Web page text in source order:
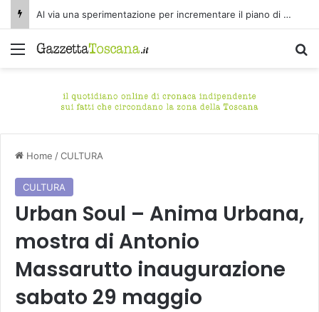
Al via una sperimentazione per incrementare il piano di spazzamento del centro storico di Fucecchio
Menu
Home /CULTURA
CULTURA
Urban Soul – Anima Urbana,
mostra di Antonio
Massarutto inaugurazione
sabato 29 maggio